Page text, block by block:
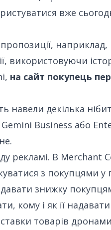
вже
пропозиції,
використовуючи
на сайт покупець
навели декілька
Gemini Business або
рекламі. В Merchant
з покупцями
знижку
кому і як її надавати
товарів дронами